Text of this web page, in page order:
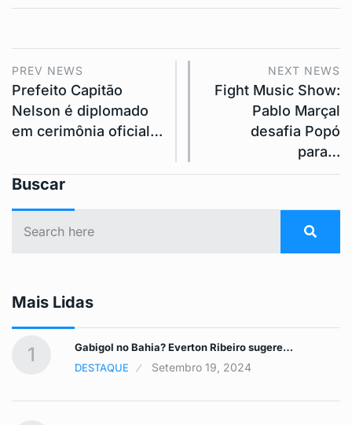
PREV NEWS
Prefeito Capitão
Nelson é diplomado
em cerimônia oficial…
NEXT NEWS
Fight Music Show:
Pablo Marçal
desafia Popó
para…
Buscar
Mais Lidas
1
Gabigol no Bahia? Everton Ribeiro sugere…
DESTAQUE
Setembro 19, 2024